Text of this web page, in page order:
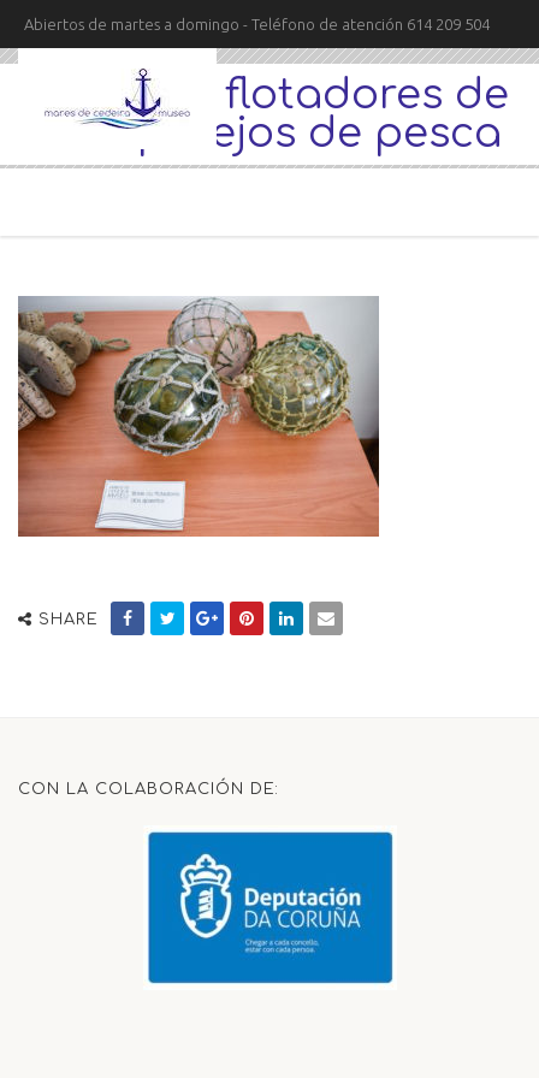
Abiertos de martes a domingo - Teléfono de atención 614 209 504
bolas de flotadores de
los aparejos de pesca
SHARE
CON LA COLABORACIÓN DE: